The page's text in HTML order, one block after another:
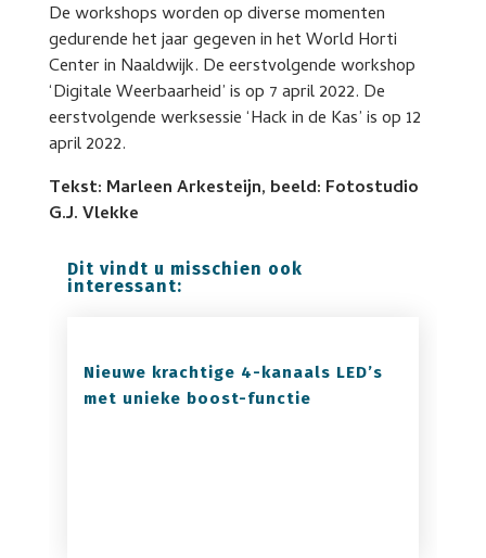
De workshops worden op diverse momenten
gedurende het jaar gegeven in het World Horti
Center in Naaldwijk. De eerstvolgende workshop
‘Digitale Weerbaarheid’ is op 7 april 2022. De
eerstvolgende werksessie ‘Hack in de Kas’ is op 12
april 2022.
Tekst: Marleen Arkesteijn, beeld: Fotostudio
G.J. Vlekke
Dit vindt u misschien ook
interessant:
Nieuwe krachtige 4-kanaals LED’s
met unieke boost-functie